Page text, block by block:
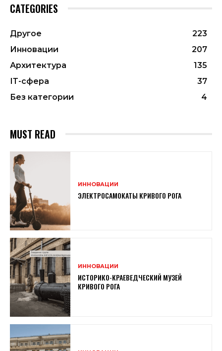
CATEGORIES
Другое
223
Инновации
207
Архитектура
135
ІТ-сфера
37
Без категории
4
MUST READ
ИННОВАЦИИ
ЭЛЕКТРОСАМОКАТЫ КРИВОГО РОГА
ИННОВАЦИИ
ИСТОРИКО-КРАЕВЕДЧЕСКИЙ МУЗЕЙ
КРИВОГО РОГА